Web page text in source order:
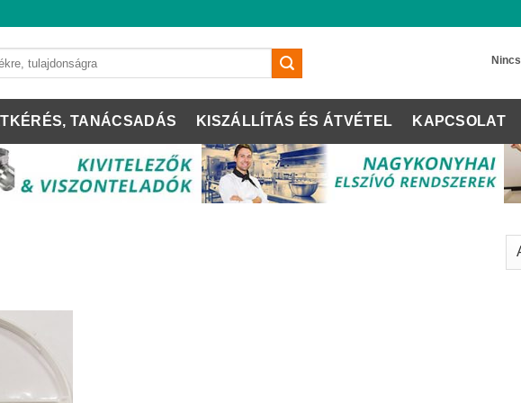
TANÁCSADÁS KISZÁLLÍTÁS ÉS ÁTVÉTEL KAPCSOLAT